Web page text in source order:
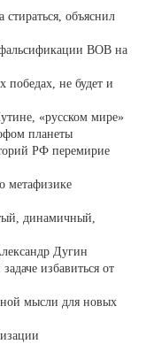
объяснил
ВОВ на
не будет и
«русском мире»
планеты
РФ перемирие
метафизике
динамичный,
Дугин
избавиться от
мысли для новых